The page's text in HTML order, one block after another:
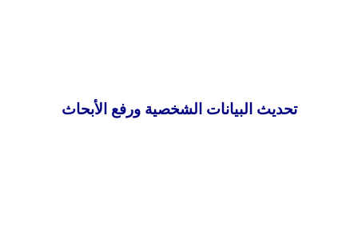
تحديث البيانات الشخصية ورفع الأبحاث